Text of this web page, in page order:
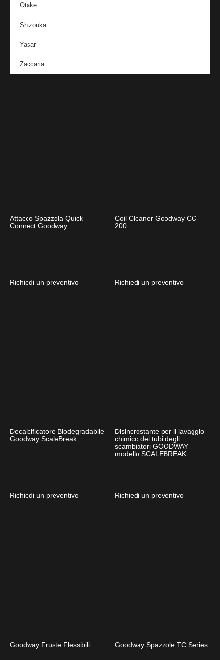
Otake
Shizouka
Yasar
Zaccaria
Attacco Spazzola Quick
Connect Goodway
Richiedi un preventivo
Coil Cleaner Goodway CC-
200
Richiedi un preventivo
Decalcificatore Biodegradabile
Goodway ScaleBreak
Richiedi un preventivo
Disincrostante per il lavaggio
chimico dei tubi degli
scambiatori GOODWAY
modello SCALEBREAK
Richiedi un preventivo
Goodway Fruste Flessibili Goodway Spazzole TC Series